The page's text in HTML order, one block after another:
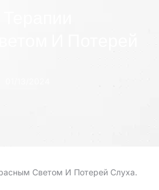
И Потерей
Светом И Потерей Слуха.